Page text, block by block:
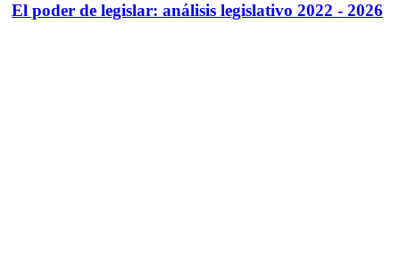
El poder de legislar: análisis legislativo 2022 - 2026